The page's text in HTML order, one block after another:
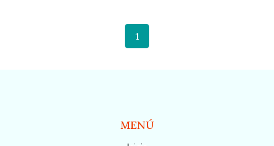
1
MENÚ